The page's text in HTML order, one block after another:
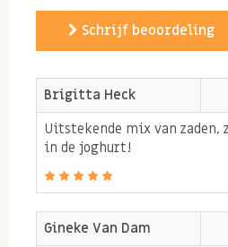
Zaden en pitten
energie door de
Zaden en pitten zoals
hebben een gunstige
Onverzadigde vetzuren
effect op hart-en
smaken hierdoor erg lekker
Schrijf beoordeling
Brigitta Heck
Uitstekende mix van zaden,
in de joghurt!
Gineke Van Dam